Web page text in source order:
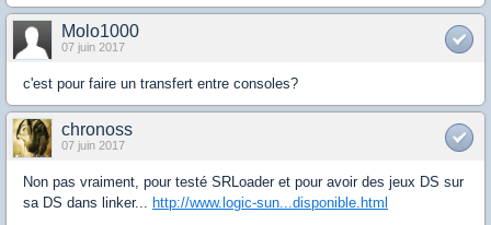
Molo1000
07 juin 2017
c'est pour faire un transfert entre consoles?
chronoss
07 juin 2017
Non pas vraiment, pour testé SRLoader et pour avoir des jeux DS sur
sa DS dans linker... http://www.logic-sun...disponible.html